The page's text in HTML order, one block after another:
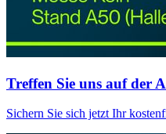
Treffen Sie uns auf der
Sichern Sie sich jetzt Ihr